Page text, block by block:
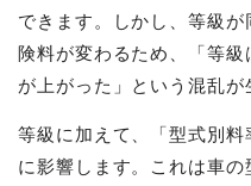
できます。しかし、等級
険料が変わるため、「等
が上がった」という混乱が
等級に加えて、「型式別
に影響します。これは車